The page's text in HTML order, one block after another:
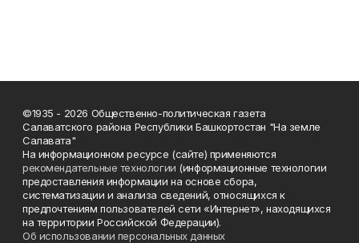
©1935 - 2026 Общественно-политическая газета
Салаватского района Республики Башкортостан "На земле
Салавата"
На информационном ресурсе (сайте) применяются
рекомендательные технологии (информационные технологии
предоставления информации на основе сбора,
систематизации и анализа сведений, относящихся к
предпочтениям пользователей сети «Интернет», находящихся
на территории Российской Федерации).
Об использовании персональных данных